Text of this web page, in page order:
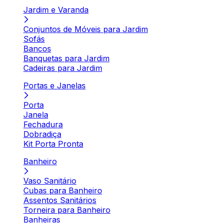
Jardim e Varanda
Conjuntos de Móveis para Jardim
Sofás
Bancos
Banquetas para Jardim
Cadeiras para Jardim
Portas e Janelas
Porta
Janela
Fechadura
Dobradiça
Kit Porta Pronta
Banheiro
Vaso Sanitário
Cubas para Banheiro
Assentos Sanitários
Torneira para Banheiro
Banheiras